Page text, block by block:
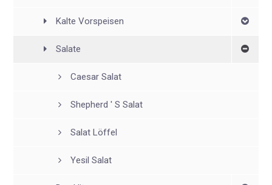
Kalte Vorspeisen
Salate
Caesar Salat
Shepherd ' S Salat
Salat Löffel
Yesil Salat